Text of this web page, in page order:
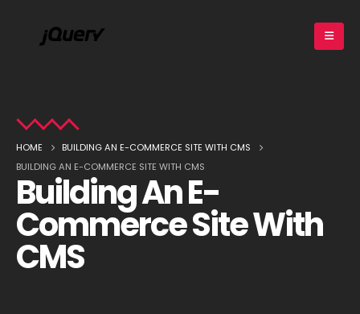
HOME
BUILDING AN E-COMMERCE SITE WITH CMS
BUILDING AN E-COMMERCE SITE WITH CMS
Building An E-
Commerce Site With
CMS